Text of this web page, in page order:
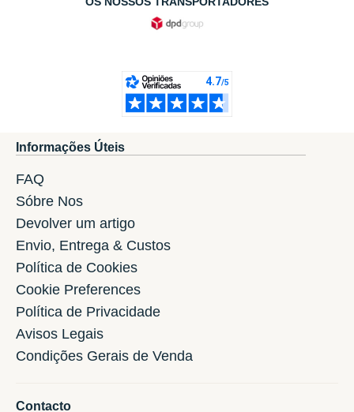
Informações Úteis
FAQ
Sóbre Nos
Devolver um artigo
Envio, Entrega & Custos
Política de Cookies
Cookie Preferences
Política de Privacidade
Avisos Legais
Condições Gerais de Venda
Contacto